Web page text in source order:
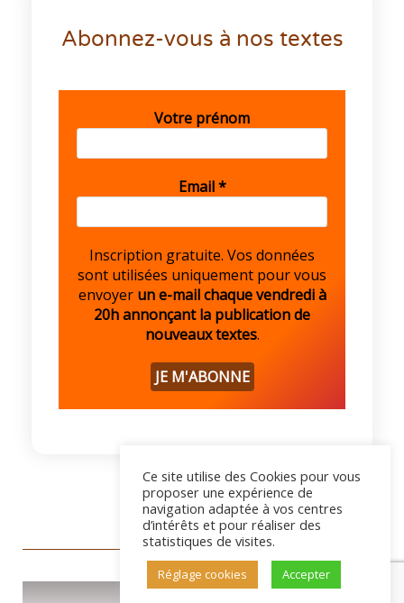
Abonnez-vous à nos textes
Votre prénom
Email*
Inscription gratuite. Vos données
sont utilisées uniquement pour vous
envoyer un e-mail chaque vendredi à
20h annonçant la publication de
nouveaux textes.
Ce site utilise des Cookies pour vous
proposer une expérience de
navigation adaptée à vos centres
d’intérêts et pour réaliser des
statistiques de visites.
Réglage cookies Accepter